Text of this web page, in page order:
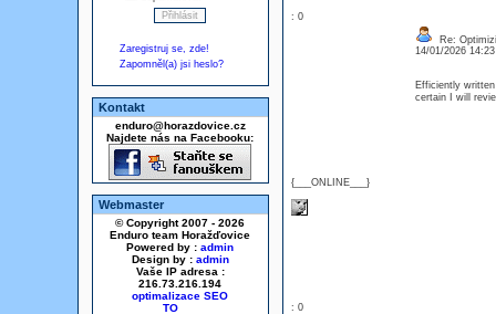
Zaregistruj se, zde!
Zapomněl(a) jsi heslo?
Kontakt
enduro@horazdovice.cz
Najdete nás na Facebooku:
Webmaster
© Copyright 2007 - 2026
Enduro team Horažďovice
Powered by : admin
Design by : admin
Vaše IP adresa :
216.73.216.194
optimalizace SEO
: 0
{___ONLINE___}
Re:
14/01/2026
Efficiently
certain I will
: 0